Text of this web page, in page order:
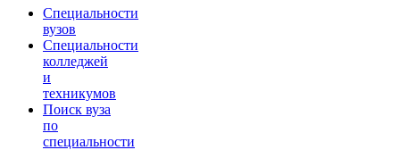
Специальности
вузов
Специальности
колледжей
и
техникумов
Поиск вуза
по
специальности